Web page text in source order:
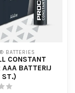
BATTERIES
CONSTANT
AAA BATTERIJ
ST.)